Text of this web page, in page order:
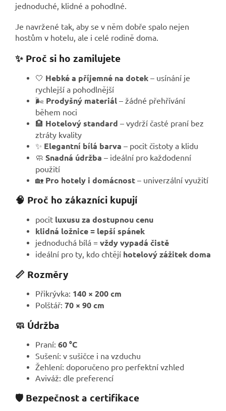
jednoduché, klidné a pohodlné.
Je navržené tak, aby se v něm dobře spalo nejen
hostům v hotelu, ale i celé rodině doma.
✨ Proč si ho zamilujete
🤍 Hebké a příjemné na dotek – usínání je
rychlejší a pohodlnější
🌬️ Prodyšný materiál – žádné přehřívání
během noci
🏨 Hotelový standard – vydrží časté praní bez
ztráty kvality
✨ Elegantní bílá barva – pocit čistoty a klidu
🧼 Snadná údržba – ideální pro každodenní
použití
🏡 Pro hotely i domácnost – univerzální využití
🧠 Proč ho zákazníci kupují
pocit luxusu za dostupnou cenu
klidná ložnice = lepší spánek
jednoduchá bílá = vždy vypadá čistě
ideální pro ty, kdo chtějí hotelový zážitek doma
📏 Rozměry
Přikrývka: 140 × 200 cm
Polštář: 70 × 90 cm
🧼 Údržba
Praní: 60 °C
Sušení: v sušičce i na vzduchu
Žehlení: doporučeno pro perfektní vzhled
Aviváž: dle preferencí
🛡️ Bezpečnost a certifikace